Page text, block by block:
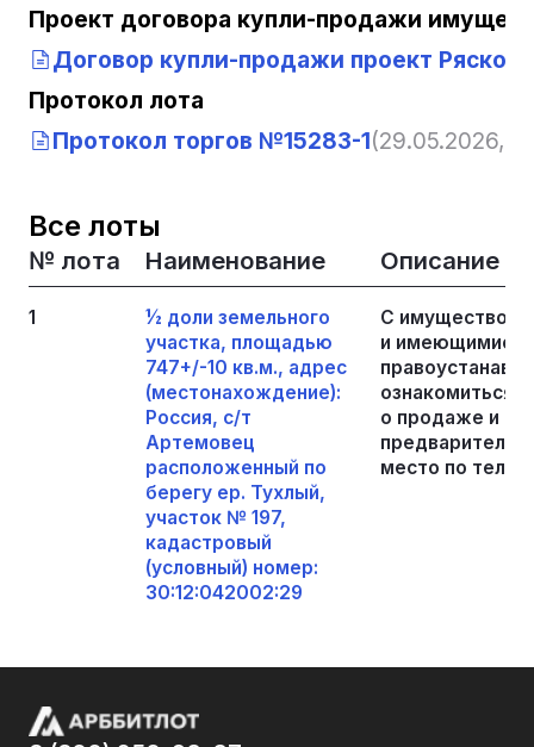
Проект договора купли-продажи
Договор купли-продажи проект Рясков
Протокол лота
Протокол торгов №15283-1(29.05.2026,
Все лоты
№ лота Наименование Описание
1
½ доли земельного
участка, площадью
747+/-10 кв.м., адрес
(местонахождение):
Россия, с/т
Артемовец
расположенный по
берегу ер. Тухлый,
участок № 197,
кадастровый
(условный) номер:
30:12:042002:29
С имуществом,
и имеющимися
ознакомиться
о продаже и до
место по